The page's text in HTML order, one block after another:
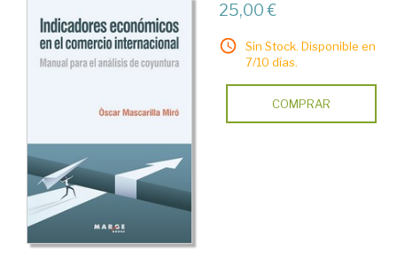
25,00 €
Sin Stock. Disponible en
7/10 días.
COMPRAR